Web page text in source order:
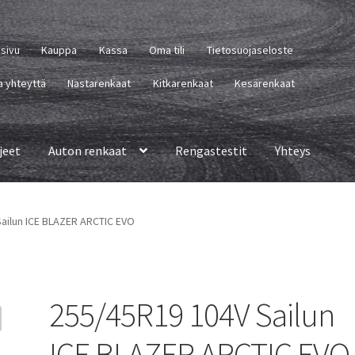
Kauppa Kassa Oma tili Tietosuojaseloste
yhteyttä Nastarenkaat Kitkarenkaat Kesärenkaat
Auton renkaat Rengastestit Yhteys
ICE BLAZER ARCTIC EVO
255/45R19 104V Sailun